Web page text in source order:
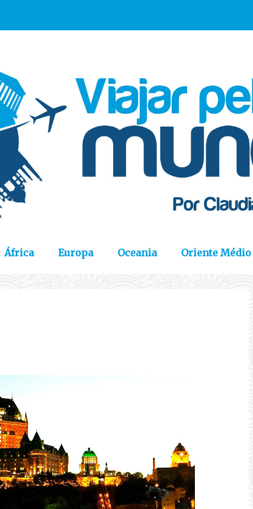
África Europa Oceania Oriente Médio